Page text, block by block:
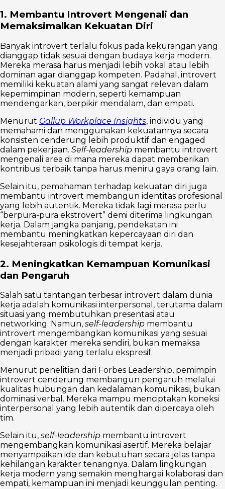
1. Membantu Introvert Mengenali dan
Memaksimalkan Kekuatan Diri
Banyak introvert terlalu fokus pada kekurangan yang
dianggap tidak sesuai dengan budaya kerja modern.
Mereka merasa harus menjadi lebih vokal atau lebih
dominan agar dianggap kompeten. Padahal, introvert
memiliki kekuatan alami yang sangat relevan dalam
kepemimpinan modern, seperti kemampuan
mendengarkan, berpikir mendalam, dan empati.
Menurut Gallup Workplace Insights, individu yang
memahami dan menggunakan kekuatannya secara
konsisten cenderung lebih produktif dan engaged
dalam pekerjaan. Self-leadership membantu introvert
mengenali area di mana mereka dapat memberikan
kontribusi terbaik tanpa harus meniru gaya orang lain.
Selain itu, pemahaman terhadap kekuatan diri juga
membantu introvert membangun identitas profesional
yang lebih autentik. Mereka tidak lagi merasa perlu
“berpura-pura ekstrovert” demi diterima lingkungan
kerja. Dalam jangka panjang, pendekatan ini
membantu meningkatkan kepercayaan diri dan
kesejahteraan psikologis di tempat kerja.
2. Meningkatkan Kemampuan Komunikasi
dan Pengaruh
Salah satu tantangan terbesar introvert dalam dunia
kerja adalah komunikasi interpersonal, terutama dalam
situasi yang membutuhkan presentasi atau
networking. Namun, self-leadership membantu
introvert mengembangkan komunikasi yang sesuai
dengan karakter mereka sendiri, bukan memaksa
menjadi pribadi yang terlalu ekspresif.
Menurut penelitian dari Forbes Leadership, pemimpin
introvert cenderung membangun pengaruh melalui
kualitas hubungan dan kedalaman komunikasi, bukan
dominasi verbal. Mereka mampu menciptakan koneksi
interpersonal yang lebih autentik dan dipercaya oleh
tim.
Selain itu, self-leadership membantu introvert
mengembangkan komunikasi asertif. Mereka belajar
menyampaikan ide dan kebutuhan secara jelas tanpa
kehilangan karakter tenangnya. Dalam lingkungan
kerja modern yang semakin menghargai kolaborasi dan
empati, kemampuan ini menjadi keunggulan penting.